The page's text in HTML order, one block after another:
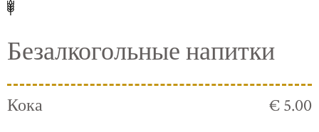
Безалкогольные напитки
Кока
€ 5.00